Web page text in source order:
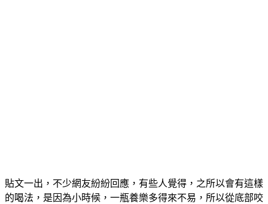
貼文一出，不少網友紛紛回應，有些人覺得，之所以會有這樣
的喝法，是因為小時候，一瓶養樂多得來不易，所以從底部咬